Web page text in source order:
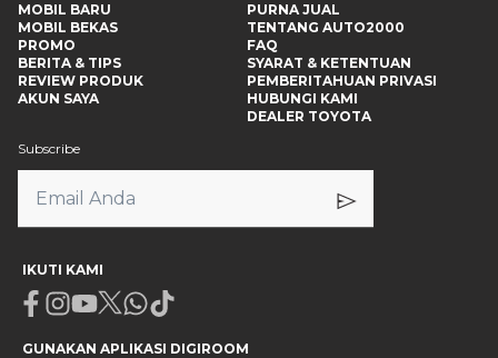
MOBIL BARU
MOBIL BEKAS
PROMO
BERITA & TIPS
REVIEW PRODUK
AKUN SAYA
PURNA JUAL
TENTANG AUTO2000
FAQ
SYARAT & KETENTUAN
PEMBERITAHUAN PRIVASI
HUBUNGI KAMI
DEALER TOYOTA
Subscribe
IKUTI KAMI
Facebook
Instagram
Youtube
X Whatsapp
Tiktok
GUNAKAN APLIKASI DIGIROOM